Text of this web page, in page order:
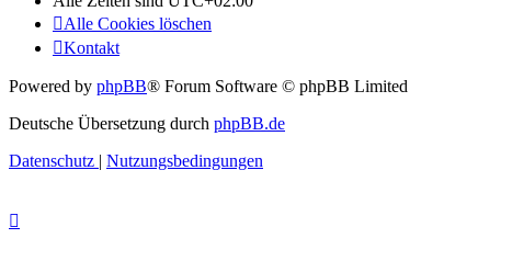
Alle Cookies löschen
Kontakt
Powered by phpBB® Forum Software © phpBB Limited
Deutsche Übersetzung durch phpBB.de
Datenschutz | Nutzungsbedingungen